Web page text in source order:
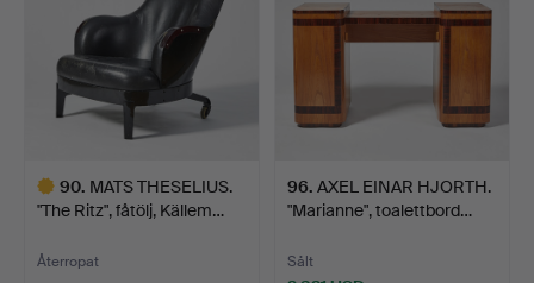
90. MATS THESELIUS.
"The Ritz", fåtölj, Källem…
Återropat
96. AXEL EINAR HJORTH.
"Marianne", toalettbord…
Sålt